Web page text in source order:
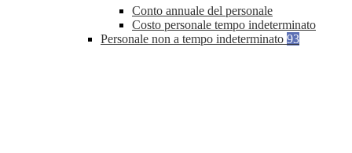
Conto annuale del personale
Costo personale tempo indeterminato
Personale non a tempo indeterminato 93